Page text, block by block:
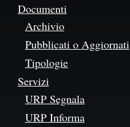
Documenti
Archivio
Pubblicati o Aggiornati
Tipologie
Servizi
URP Segnala
URP Informa